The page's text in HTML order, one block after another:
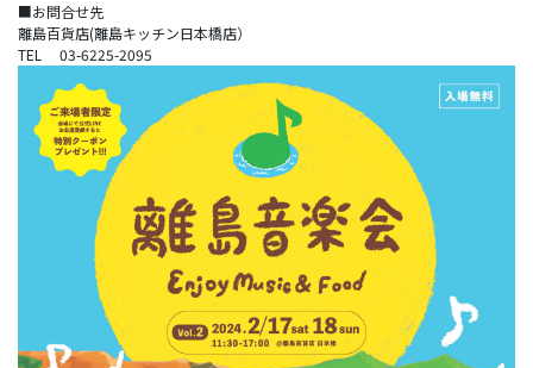
■お問合せ先
離島百貨店(離島キッチン日本橋店）